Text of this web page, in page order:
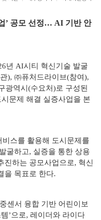
’ 공모 선정… AI 기반 안
년 AI시티 혁신기술 발굴
), ㈜퓨처드라이브(참여),
광역시(수요처)로 구성된
문제 해결 실증사업을 본
스를 활용해 도시문제를
굴하고, 실증을 통한 상용
하는 공모사업으로, 혁신
을 목표로 한다.
센서 융합 기반 어린이보
’으로, 레이더와 라이다